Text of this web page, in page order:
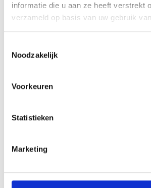
informatie die u aan ze heeft verstrekt
verzameld op basis van uw gebruik
Noodzakelijk
Voorkeuren
Statistieken
Marketing